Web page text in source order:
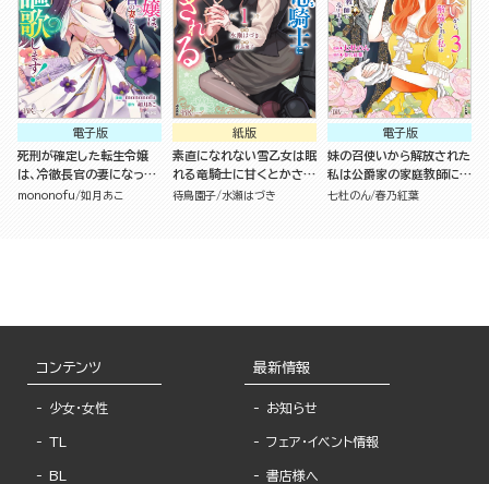
電子版
死刑が確定した転生令嬢
は、冷徹長官の妻になって
三度目の人生を謳歌しま
mononofu 如月あこ
紙版
素直になれない雪乙女は眠
れる竜騎士に甘くとかされ
る（１）
待鳥園子 水瀬はづき
電子版
妹の召使いから解放された
私は公爵家の家庭教師にな
りまして コミック版 （3）
七杜のん 春乃紅葉
コンテンツ
少女・女性
TL
BL
最新情報
お知らせ
フェア・イベント情報
書店様へ